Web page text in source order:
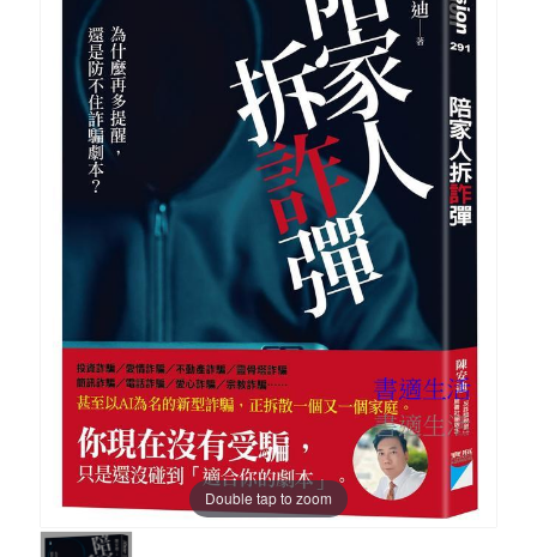
Double tap to zoom